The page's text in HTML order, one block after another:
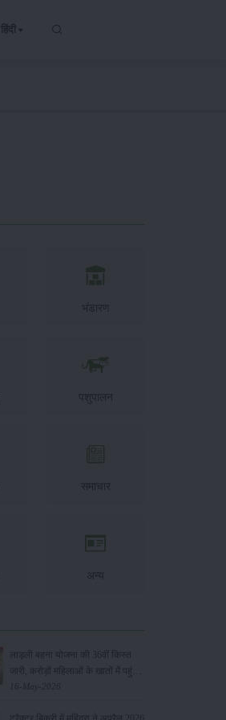
हिंदी
भंडारण
पशुपालन
समाचार
अन्य
लाड़ली बहना योजना की 36वीं किस्त
जारी, करोड़ों महिलाओं के खातों में पहुंचे
1500 रुपये
16-May-2026